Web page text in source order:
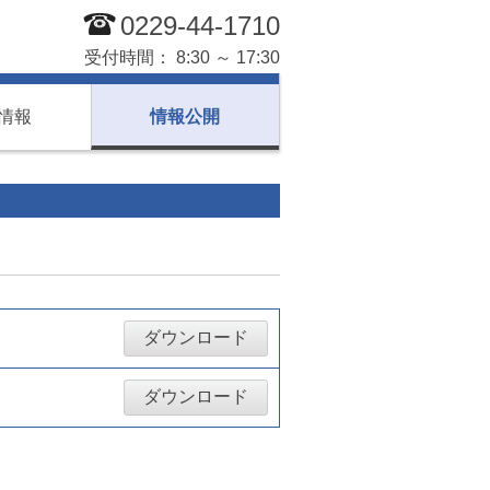
0229-44-1710
受付時間： 8:30 ～ 17:30
報 情報公開
ダウンロード
ダウンロード